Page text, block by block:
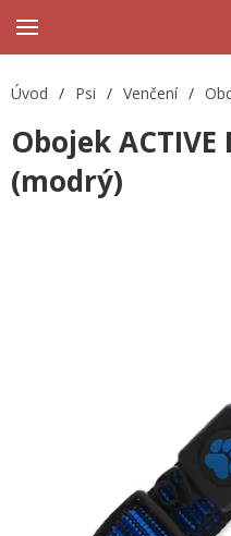
Úvod / Psi / Venčení /
Obojek
(modrý)